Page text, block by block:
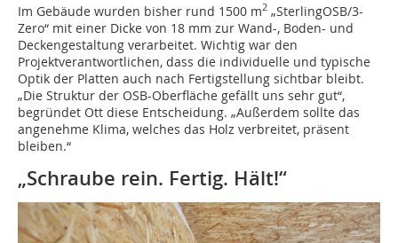
Im Gebäude wurden bisher rund 1500 m2 „Sterling­OSB/3-
Zero“ mit einer Dicke von 18 mm zur Wand-, Boden- und
Deckengestaltung verarbeitet. Wichtig war den
Projektverantwortlichen, dass die ­individuelle und typische
Optik der Platten auch nach Fertigstellung sichtbar bleibt.
„Die Struktur der OSB-­Oberfläche gefällt uns sehr gut“,
begründet Ott diese Entscheidung. „Außerdem sollte das
angenehme ­Klima, ­welches das Holz verbreitet, präsent
bleiben.“
„Schraube rein. Fertig. Hält!“